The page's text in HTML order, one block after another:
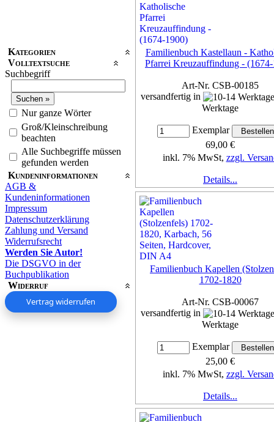
Kategorien
Volltextsuche
Suchbegriff
Nur ganze Wörter
Groß/Kleinschreibung
beachten
Alle Suchbegriffe müssen
gefunden werden
Kundeninformationen
AGB &
Kundeninformationen
Impressum
Datenschutzerklärung
Zahlung und Versand
Widerrufsrecht
Werden Sie Autor!
Die DSGVO in der
Buchpublikation
Widerruf
Vertrag widerrufen
Familienbuch Kastellaun -
Pfarrei Kreuzauffindung -
Art-Nr. CSB-00185
versandfertig in
Werktage
Exemplar
69,00 €
inkl. 7% MwSt, zzgl.
Details...
Familienbuch Kapellen
1702-1820
Art-Nr. CSB-00067
versandfertig in
Werktage
Exemplar
25,00 €
inkl. 7% MwSt, zzgl.
Details...